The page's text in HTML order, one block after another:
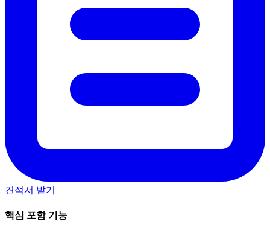
견적서 받기
핵심 포함 기능